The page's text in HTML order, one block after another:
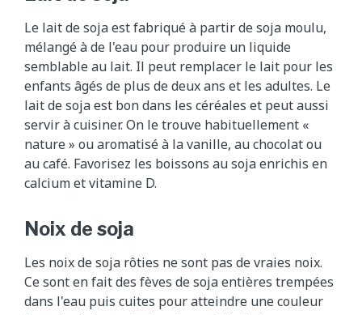
Le lait de soja est fabriqué à partir de soja moulu,
mélangé à de l'eau pour produire un liquide
semblable au lait. Il peut remplacer le lait pour les
enfants âgés de plus de deux ans et les adultes. Le
lait de soja est bon dans les céréales et peut aussi
servir à cuisiner. On le trouve habituellement «
nature » ou aromatisé à la vanille, au chocolat ou
au café. Favorisez les boissons au soja enrichis en
calcium et vitamine D.
Noix de soja
Les noix de soja rôties ne sont pas de vraies noix.
Ce sont en fait des fèves de soja entières trempées
dans l'eau puis cuites pour atteindre une couleur